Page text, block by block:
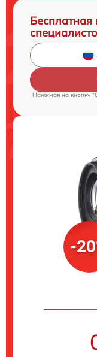
Бесплатная
Нажимая на кнопку
-